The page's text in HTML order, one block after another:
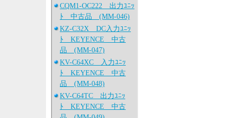
CQM1-OC222 出力ﾕﾆｯ
ﾄ 中古品 (MM-046)
KZ-C32X DC入力ﾕﾆｯ
ﾄ KEYENCE 中古
品 (MM-047)
KV-C64XC 入力ﾕﾆｯ
ﾄ KEYENCE 中古
品 (MM-048)
KV-C64TC 出力ﾕﾆｯ
ﾄ KEYENCE 中古